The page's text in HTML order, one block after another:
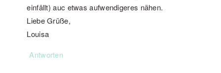
einfällt) auc etwas aufwendigeres nähen.
Liebe Grüße,
Louisa
Antworten